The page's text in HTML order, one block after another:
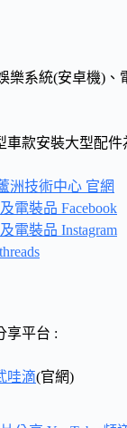
樂系統(安卓機)、
車款安裝大型配件
洲技術中心 官網
電裝品 Facebook
電裝品 Instagram
享平台 :
哇滴(官網)